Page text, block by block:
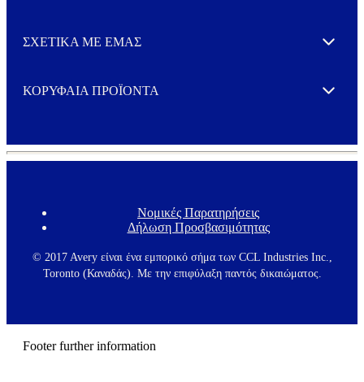
ΣΧΕΤΙΚΑ ΜΕ ΕΜΑΣ Expand
ΚΟΡΥΦΑΙΑ ΠΡΟΪΟΝΤΑ Expand
F
o
t
e
Νομικές Παρατηρήσεις
Δήλωση Προσβασιμότητας
© 2017 Avery είναι ένα εμπορικό σήμα των CCL Industries Inc.,
Toronto (Καναδάς). Με την επιφύλαξη παντός δικαιώματος.
Footer further information